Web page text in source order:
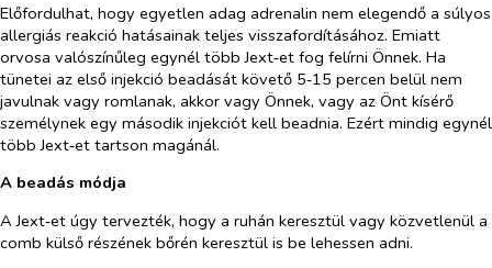
Előfordulhat, hogy egyetlen adag adrenalin nem elegendő a súlyos
allergiás reakció hatásainak teljes visszafordításához. Emiatt
orvosa valószínűleg egynél több Jext‑et fog felírni Önnek. Ha
tünetei az első injekció beadását követő 5‑15 percen belül nem
javulnak vagy romlanak, akkor vagy Önnek, vagy az Önt kísérő
személynek egy második injekciót kell beadnia. Ezért mindig egynél
több Jext‑et tartson magánál.
A beadás módja
A Jext‑et úgy tervezték, hogy a ruhán keresztül vagy közvetlenül a
comb külső részének bőrén keresztül is be lehessen adni.